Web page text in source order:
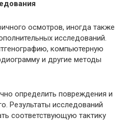
осмотров, иногда также
исследований.
компьютерную
и другие методы
определить повреждения и
Результаты исследований
соответствующую тактику